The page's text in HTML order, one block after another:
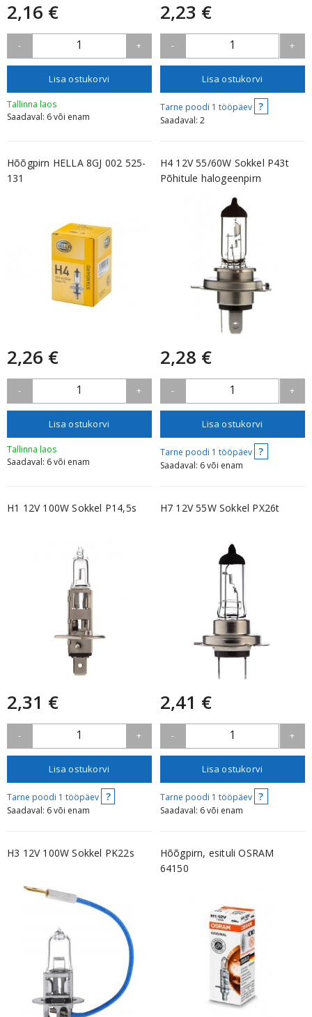
2,16 €
- 1 +
Lisa ostukorvi
Tallinna laos
Saadaval: 6 või enam
2,23 €
- 1 +
Lisa ostukorvi
Tarne poodi 1 tööpäev ?
Saadaval: 2
Hõõgpirn HELLA 8GJ 002 525-
131
2,26 €
- 1 +
Lisa ostukorvi
Tallinna laos
Saadaval: 6 või enam
H4 12V 55/60W Sokkel P43t
Põhitule halogeenpirn
2,28 €
- 1 +
Lisa ostukorvi
Tarne poodi 1 tööpäev ?
Saadaval: 6 või enam
H1 12V 100W Sokkel P14,5s
2,31 €
- 1 +
Lisa ostukorvi
Tarne poodi 1 tööpäev ?
Saadaval: 6 või enam
H7 12V 55W Sokkel PX26t
2,41 €
- 1 +
Lisa ostukorvi
Tarne poodi 1 tööpäev ?
Saadaval: 6 või enam
H3 12V 100W Sokkel PK22s
Hõõgpirn, esituli OSRAM
64150